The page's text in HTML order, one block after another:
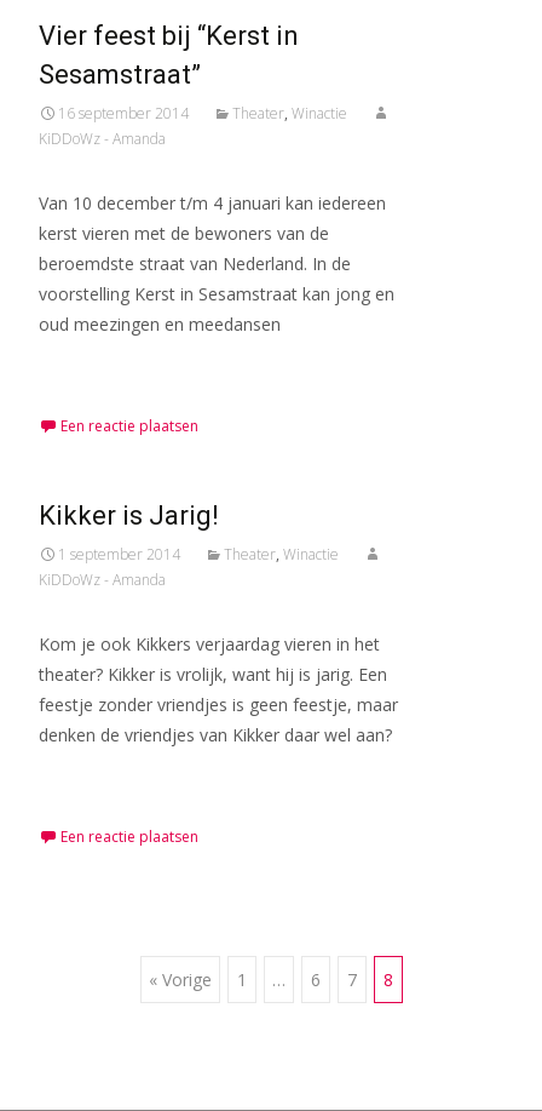
Vier feest bij “Kerst in
Sesamstraat”
16 september 2014 Theater, Winactie
KiDDoWz - Amanda
Van 10 december t/m 4 januari kan iedereen
kerst vieren met de bewoners van de
beroemdste straat van Nederland. In de
voorstelling Kerst in Sesamstraat kan jong en
oud meezingen en meedansen
Een reactie plaatsen
Kikker is Jarig!
1 september 2014 Theater, Winactie
KiDDoWz - Amanda
Kom je ook Kikkers verjaardag vieren in het
theater? Kikker is vrolijk, want hij is jarig. Een
feestje zonder vriendjes is geen feestje, maar
denken de vriendjes van Kikker daar wel aan?
Een reactie plaatsen
Berichten
« Vorige 1 … 6 7 8